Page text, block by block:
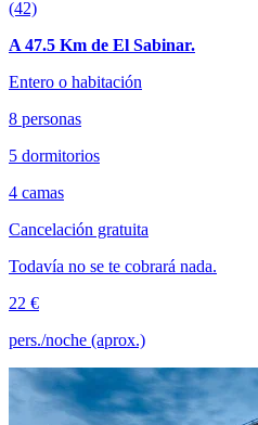
(42)
A 47.5 Km de El Sabinar.
Entero o habitación
8 personas
5 dormitorios
4 camas
Cancelación gratuita
Todavía no se te cobrará nada.
22 €
pers./noche (aprox.)